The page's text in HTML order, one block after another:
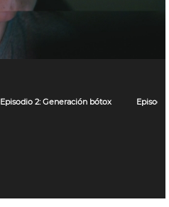
Episodio 2: Generación bótox